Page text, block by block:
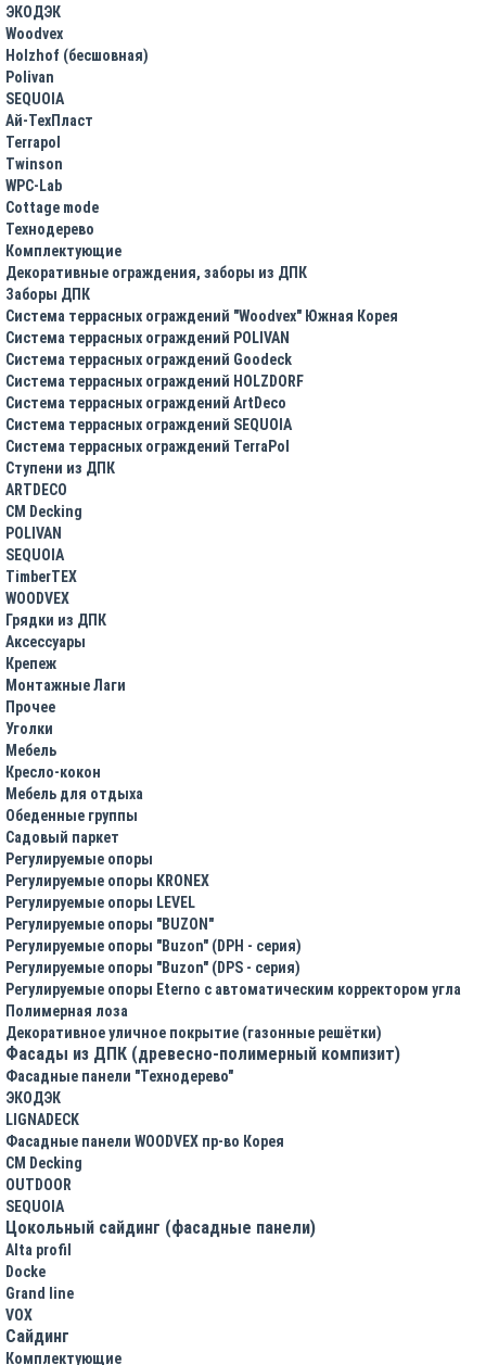
ЭКОДЭК
Woodvex
Holzhof (бесшовная)
Polivan
SEQUOIA
Ай-ТехПласт
Terrapol
Twinson
WPC-Lab
Cottage mode
Технодерево
Комплектующие
Декоративные ограждения, заборы из ДПК
Заборы ДПК
Система террасных ограждений "Woodvex" Южная Корея
Система террасных ограждений POLIVAN
Система террасных ограждений Goodeck
Система террасных ограждений HOLZDORF
Система террасных ограждений ArtDeco
Система террасных ограждений SEQUOIA
Система террасных ограждений TerraPol
Ступени из ДПК
ARTDECO
CM Decking
POLIVAN
SEQUOIA
TimberTEX
WOODVEX
Грядки из ДПК
Аксессуары
Крепеж
Монтажные Лаги
Прочее
Уголки
Мебель
Кресло-кокон
Мебель для отдыха
Обеденные группы
Садовый паркет
Регулируемые опоры
Регулируемые опоры KRONEX
Регулируемые опоры LEVEL
Регулируемые опоры "BUZON"
Регулируемые опоры "Buzon" (DPH - серия)
Регулируемые опоры "Buzon" (DPS - серия)
Регулируемые опоры Eterno с автоматическим корректором угла
Полимерная лоза
Декоративное уличное покрытие (газонные решётки)
Фасады из ДПК (древесно-полимерный компизит)
Фасадные панели "Технодерево"
ЭКОДЭК
LIGNADECK
Фасадные панели WOODVEX пр-во Корея
CM Decking
OUTDOOR
SEQUOIA
Цокольный сайдинг (фасадные панели)
Alta profil
Docke
Grand line
VOX
Сайдинг
Комплектующие